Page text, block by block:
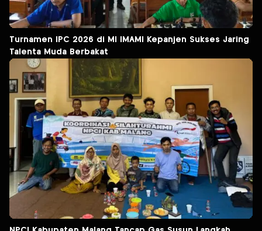
Turnamen IPC 2026 di MI IMAMI Kepanjen Sukses Jaring
Talenta Muda Berbakat